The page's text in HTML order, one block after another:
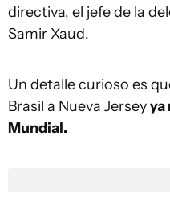
directiva, el jefe de la
Samir Xaud.
Un detalle curioso es
Brasil a Nueva Jerseyya
Mundial.